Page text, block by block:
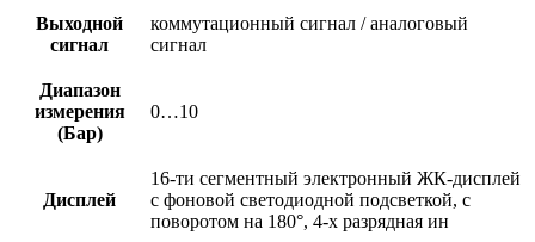
Выходной
сигнал
коммутационный сигнал / аналоговый
сигнал
Диапазон
измерения
(Бар)
0…10
Дисплей
16-ти сегментный электронный ЖК-дисплей
с фоновой светодиодной подсветкой, с
поворотом на 180°, 4-х разрядная ин